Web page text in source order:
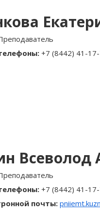
+7 (8442) 41-
Всеволод
+7 (8442) 41-
почты: